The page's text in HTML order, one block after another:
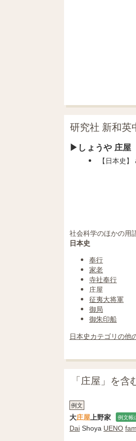
研究社 新和英
しょうや 庄屋
【 日本史 】
社会科学のほかの用
日本史
奉行
家老
寺社奉行
庄屋
征夷大将軍
御局
御朱印船
日本史カテゴリの他
「庄屋」を含
例文
大庄屋 上野家 例文帳
Dai Shoya UENO